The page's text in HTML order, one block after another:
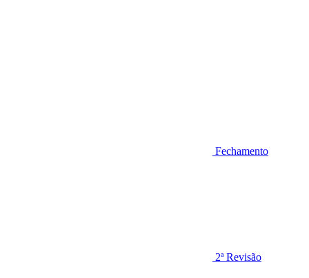
Fechamento
2ª Revisão